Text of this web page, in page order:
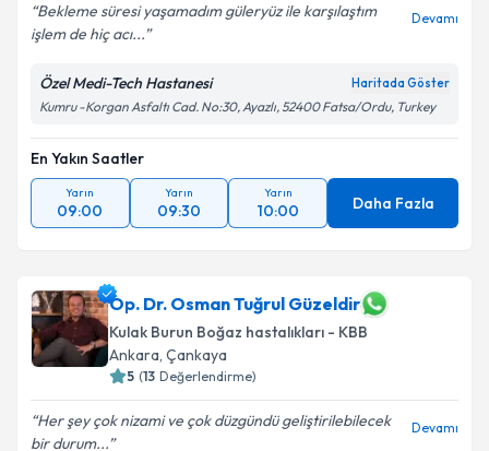
Bekleme süresi yaşamadım güleryüz ile karşılaştım
işlem de hiç acı...
Devamı
Özel Medi-Tech Hastanesi Haritada Göster
Kumru -Korgan Asfaltı Cad. No:30, Ayazlı, 52400 Fatsa/Ordu, Turkey
En Yakın Saatler
Yarın
09:00
Yarın
09:30
Yarın
10:00 Daha Fazla
Op. Dr. Osman Tuğrul Güzeldir
Kulak Burun Boğaz hastalıkları - KBB
Ankara, Çankaya
5 (13 Değerlendirme)
Her şey çok nizami ve çok düzgündü geliştirilebilecek
bir durum...
Devamı